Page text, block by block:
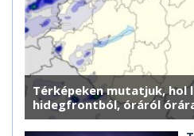
Térképeken mutatjuk, hol
hidegfrontból, óráról